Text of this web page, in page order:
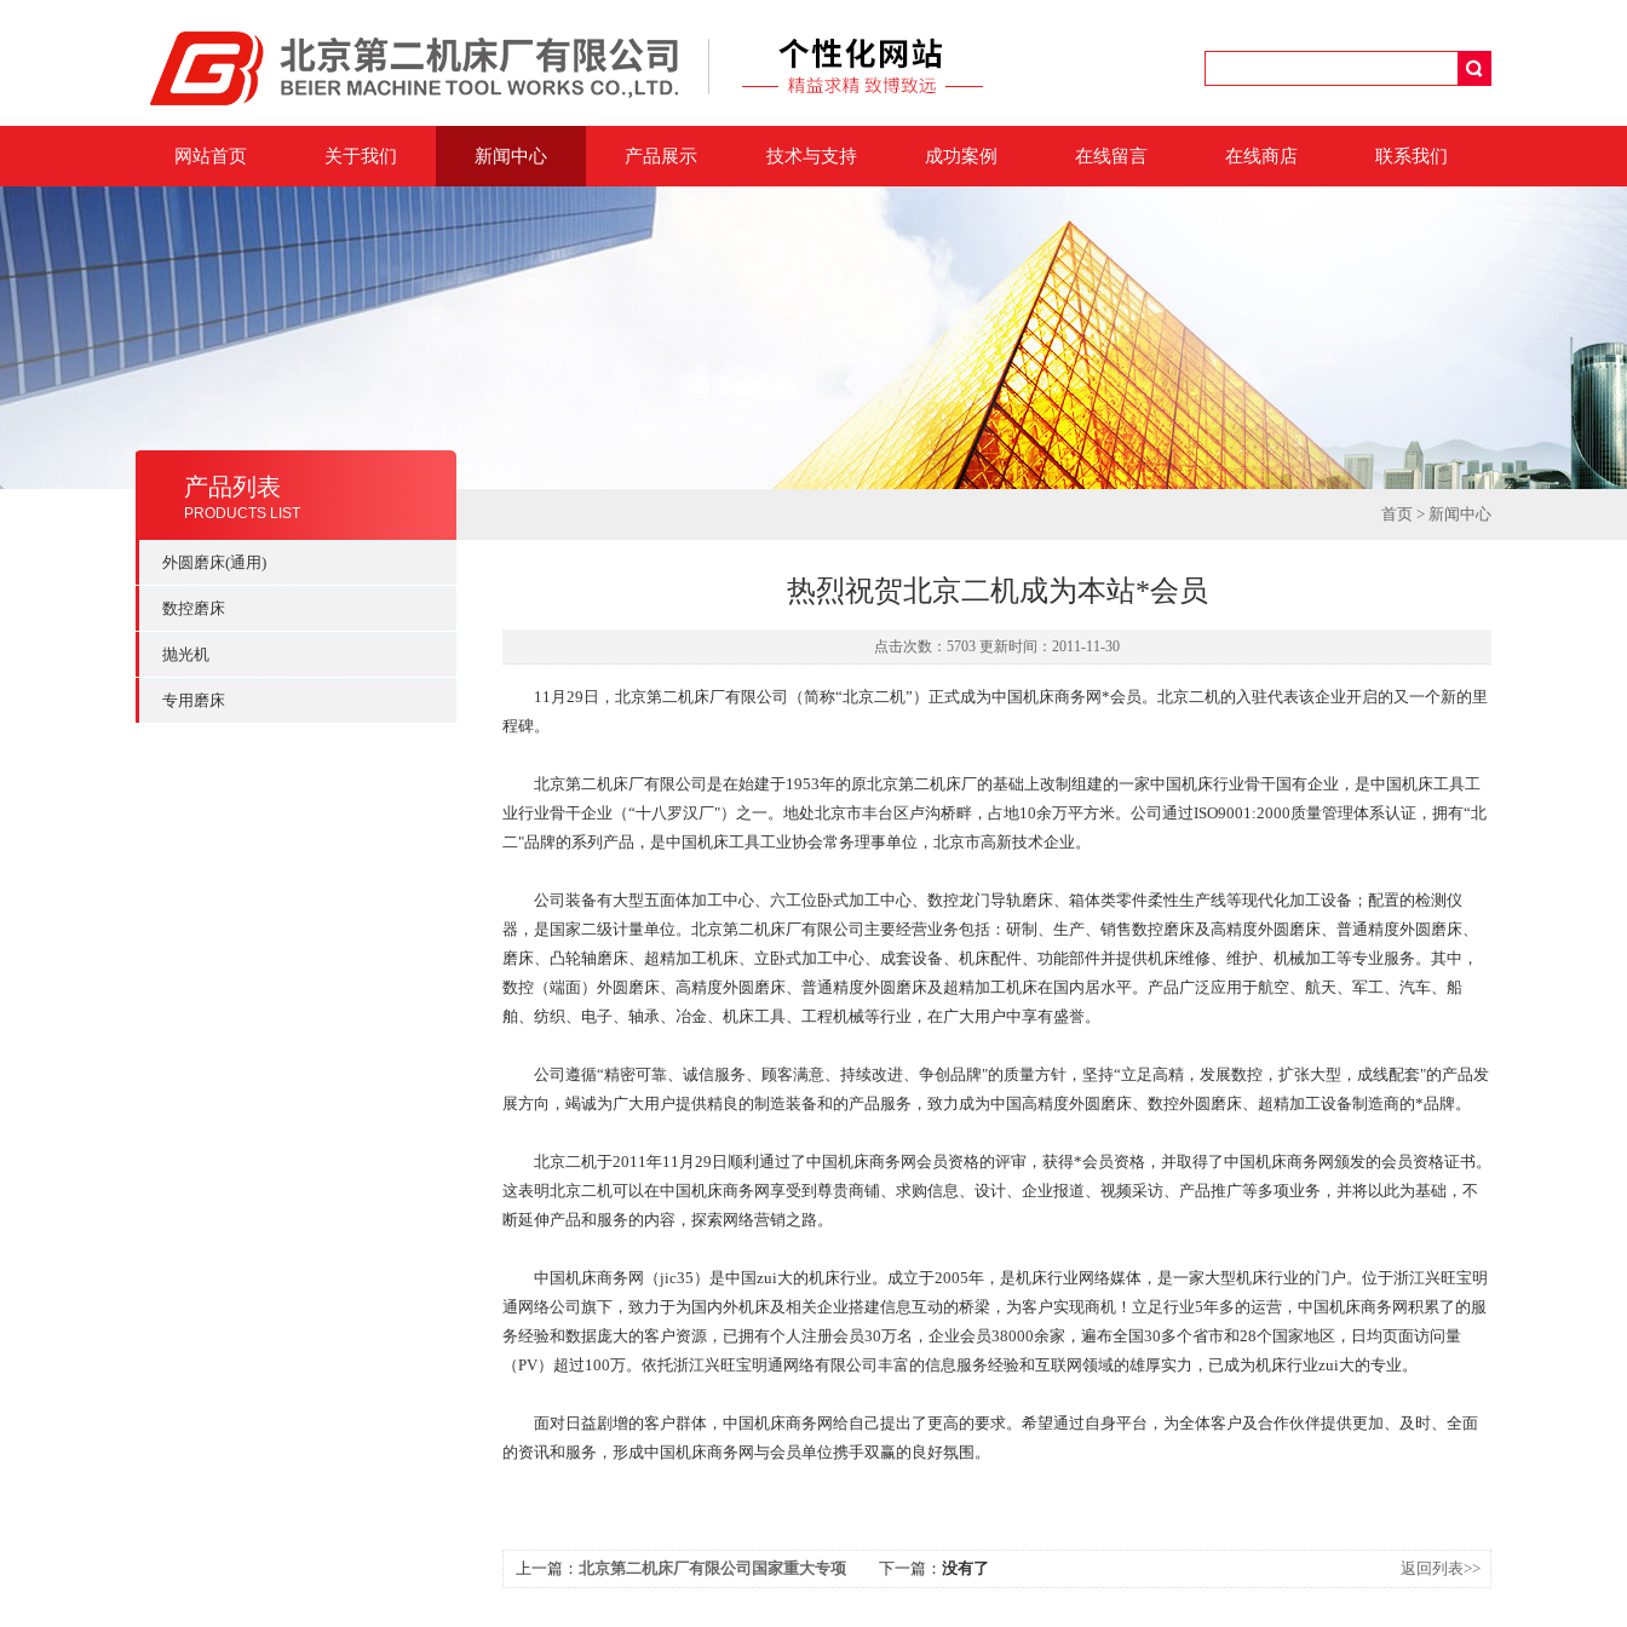
网站首页 关于我们 新闻中心 产品展示 技术与支持 成功案例 在线留言 在线商店 联系我们
产品列表
PRODUCTS LIST
外圆磨床(通用)
数控磨床
抛光机
专用磨床
首页 > 新闻中心
热烈祝贺北京二机成为本站*会员
点击次数：5703 更新时间：2011-11-30
11月29日，北京第二机床厂有限公司（简称“北京二机”）正式成为中国机床商务网*会员。北京二机的入驻代表该企业开启的又一个新的里
程碑。
北京第二机床厂有限公司是在始建于1953年的原北京第二机床厂的基础上改制组建的一家中国机床行业骨干国有企业，是中国机床工具工
业行业骨干企业（“十八罗汉厂"）之一。地处北京市丰台区卢沟桥畔，占地10余万平方米。公司通过ISO9001:2000质量管理体系认证，拥有“北
二"品牌的系列产品，是中国机床工具工业协会常务理事单位，北京市高新技术企业。
公司装备有大型五面体加工中心、六工位卧式加工中心、数控龙门导轨磨床、箱体类零件柔性生产线等现代化加工设备；配置的检测仪
器，是国家二级计量单位。北京第二机床厂有限公司主要经营业务包括：研制、生产、销售数控磨床及高精度外圆磨床、普通精度外圆磨床、
磨床、凸轮轴磨床、超精加工机床、立卧式加工中心、成套设备、机床配件、功能部件并提供机床维修、维护、机械加工等专业服务。其中，
数控（端面）外圆磨床、高精度外圆磨床、普通精度外圆磨床及超精加工机床在国内居水平。产品广泛应用于航空、航天、军工、汽车、船
舶、纺织、电子、轴承、冶金、机床工具、工程机械等行业，在广大用户中享有盛誉。
公司遵循“精密可靠、诚信服务、顾客满意、持续改进、争创品牌"的质量方针，坚持“立足高精，发展数控，扩张大型，成线配套"的产品发
展方向，竭诚为广大用户提供精良的制造装备和的产品服务，致力成为中国高精度外圆磨床、数控外圆磨床、超精加工设备制造商的*品牌。
北京二机于2011年11月29日顺利通过了中国机床商务网会员资格的评审，获得*会员资格，并取得了中国机床商务网颁发的会员资格证书。
这表明北京二机可以在中国机床商务网享受到尊贵商铺、求购信息、设计、企业报道、视频采访、产品推广等多项业务，并将以此为基础，不
断延伸产品和服务的内容，探索网络营销之路。
中国机床商务网（jic35）是中国zui大的机床行业。成立于2005年，是机床行业网络媒体，是一家大型机床行业的门户。位于浙江兴旺宝明
通网络公司旗下，致力于为国内外机床及相关企业搭建信息互动的桥梁，为客户实现商机！立足行业5年多的运营，中国机床商务网积累了的服
务经验和数据庞大的客户资源，已拥有个人注册会员30万名，企业会员38000余家，遍布全国30多个省市和28个国家地区，日均页面访问量
（PV）超过100万。依托浙江兴旺宝明通网络有限公司丰富的信息服务经验和互联网领域的雄厚实力，已成为机床行业zui大的专业。
面对日益剧增的客户群体，中国机床商务网给自己提出了更高的要求。希望通过自身平台，为全体客户及合作伙伴提供更加、及时、全面
的资讯和服务，形成中国机床商务网与会员单位携手双赢的良好氛围。
上一篇： 北京第二机床厂有限公司国家重大专项
下一篇： 没有了 返回列表>>